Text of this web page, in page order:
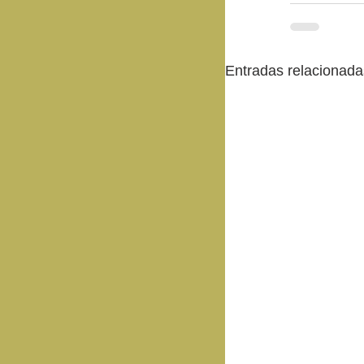
Entradas